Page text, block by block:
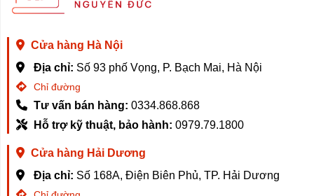
khiển Tivi một ccahs dễ dàng thông qua App Mihome giúp bạn
chóng, dễ dàng và tiện lợi.
6. Trang bị đầy đủ - đa dạng ổ cắm kết nối
Tivi Xiaomi EA58còn hỗ trợ đầy đủ cổng kết nối phổ biến
các thiết bị ngoại vi để tận hưởng nhiều tiện ích trên Tivi như
Cửa hàng Hà Nội
Địa chỉ: Số 93 phố Vọng, P. Bạch Mai, Hà Nội
Chỉ đường
Tư vấn bán hàng: 0334.868.868
Hỗ trợ kỹ thuật, bảo hành: 0979.79.1800
Cửa hàng Hải Dương
Địa chỉ: Số 168A, Điện Biên Phủ, TP. Hải Dương